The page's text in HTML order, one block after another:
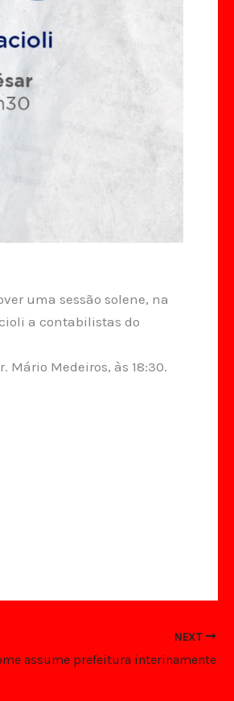
uma sessão solene, na
a contabilistas do
Mário Medeiros, às 18:30.
NEXT
assume prefeitura interinamente